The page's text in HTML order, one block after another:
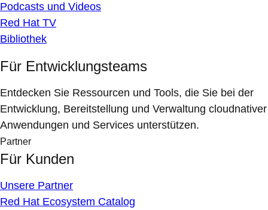
Podcasts und Videos
Red Hat TV
Bibliothek
Für Entwicklungsteams
Entdecken Sie Ressourcen und Tools, die Sie bei der
Entwicklung, Bereitstellung und Verwaltung cloudnativer
Anwendungen und Services unterstützen.
Partner
Für Kunden
Unsere Partner
Red Hat Ecosystem Catalog